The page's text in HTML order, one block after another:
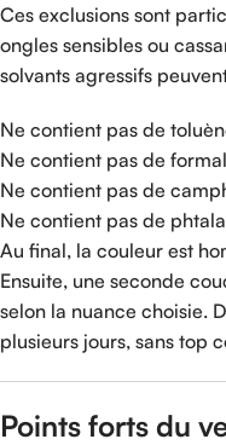
Ces exclusions sont
ongles sensibles ou
solvants agressifs
Ne contient pas de
Ne contient pas de
Ne contient pas de
Ne contient pas de
Au final, la couleur est
Ensuite, une seconde
selon la nuance choisie.
plusieurs jours, sans top
Points forts du